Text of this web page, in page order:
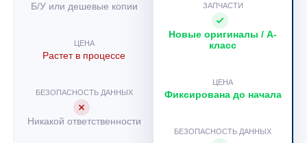
Б/У или дешевые копии
ЦЕНА
Растет в процессе
БЕЗОПАСНОСТЬ ДАННЫХ
Никакой ответственности
ЗАПЧАСТИ
Новые оригиналы / A-
класс
ЦЕНА
Фиксирована до начала
БЕЗОПАСНОСТЬ ДАННЫХ